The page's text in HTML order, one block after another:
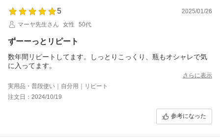
5
2025/01/26
マーヤ先生さん
女性 50代
ずーーっとリピート
数年間リピートしてます。しっとりこっくり、瓶もオシャレで気
に入ってます。
さらに表示
実用品・普段使い｜自分用｜リピート
注文日：2024/10/19
参考になった